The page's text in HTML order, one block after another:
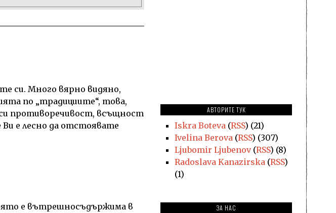
си. Много вярно видяно,
по „традициите“, това,
противоречивост, всъщност
Ви е лесно да отстоявате
е вътрешносъдържима в
АВТОРИТЕ ТУК
Iskra Boteva (RSS) (21)
Ivelina Berova (RSS) (307)
Ljubomir Ljubenov(RSS) (8)
Radoslava Kanazirska (RSS)
(1)
ЗА НАС